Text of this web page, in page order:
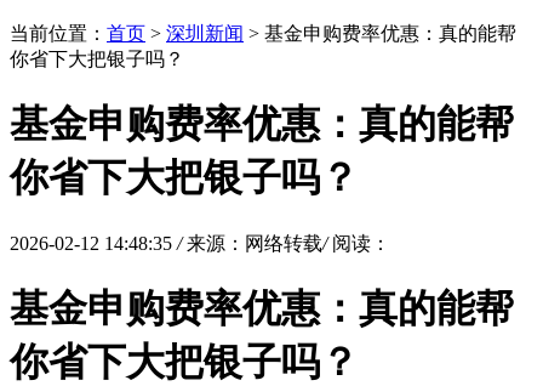
当前位置： 首页 > 深圳新闻 > 基金申购费率优惠：真的能帮
你省下大把银子吗？
基金申购费率优惠：真的能帮
你省下大把银子吗？
2026-02-12 14:48:35 / 来源：网络转载/ 阅读：
基金申购费率优惠：真的能帮
你省下大把银子吗？